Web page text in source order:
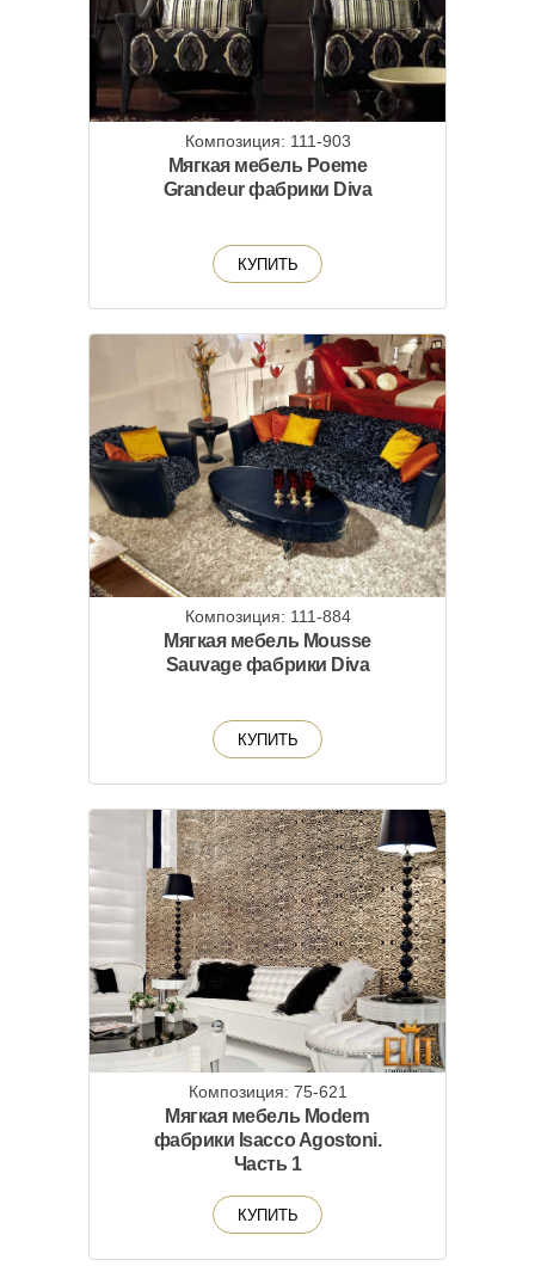
Композиция: 111-903
Мягкая мебель Poeme
Grandeur фабрики Diva
КУПИТЬ
Композиция: 111-884
Мягкая мебель Mousse
Sauvage фабрики Diva
КУПИТЬ
Композиция: 75-621
Мягкая мебель Modern
фабрики Isacco Agostoni.
Часть 1
КУПИТЬ